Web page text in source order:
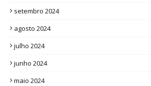
setembro 2024
agosto 2024
julho 2024
junho 2024
maio 2024